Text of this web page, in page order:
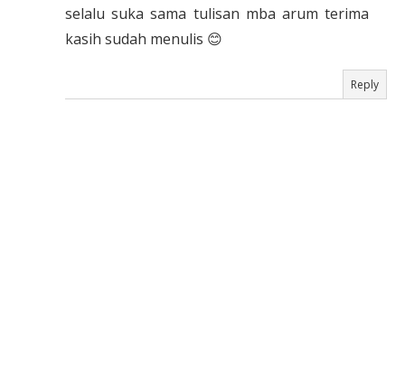
selalu suka sama tulisan mba arum terima
kasih sudah menulis 😊
Reply